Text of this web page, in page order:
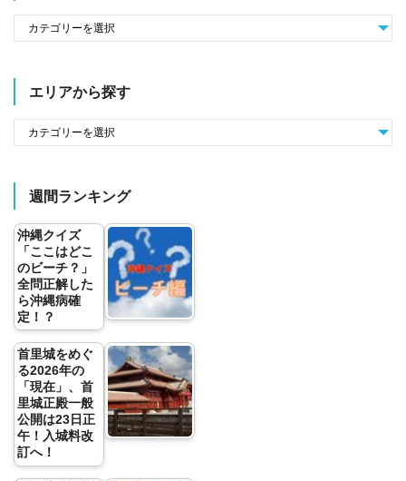
エリアから探す
週間ランキング
沖縄クイズ
「ここはどこ
のビーチ？」
全問正解した
ら沖縄病確
定！？
首里城をめぐ
る2026年の
「現在」、首
里城正殿一般
公開は23日正
午！入城料改
訂へ！